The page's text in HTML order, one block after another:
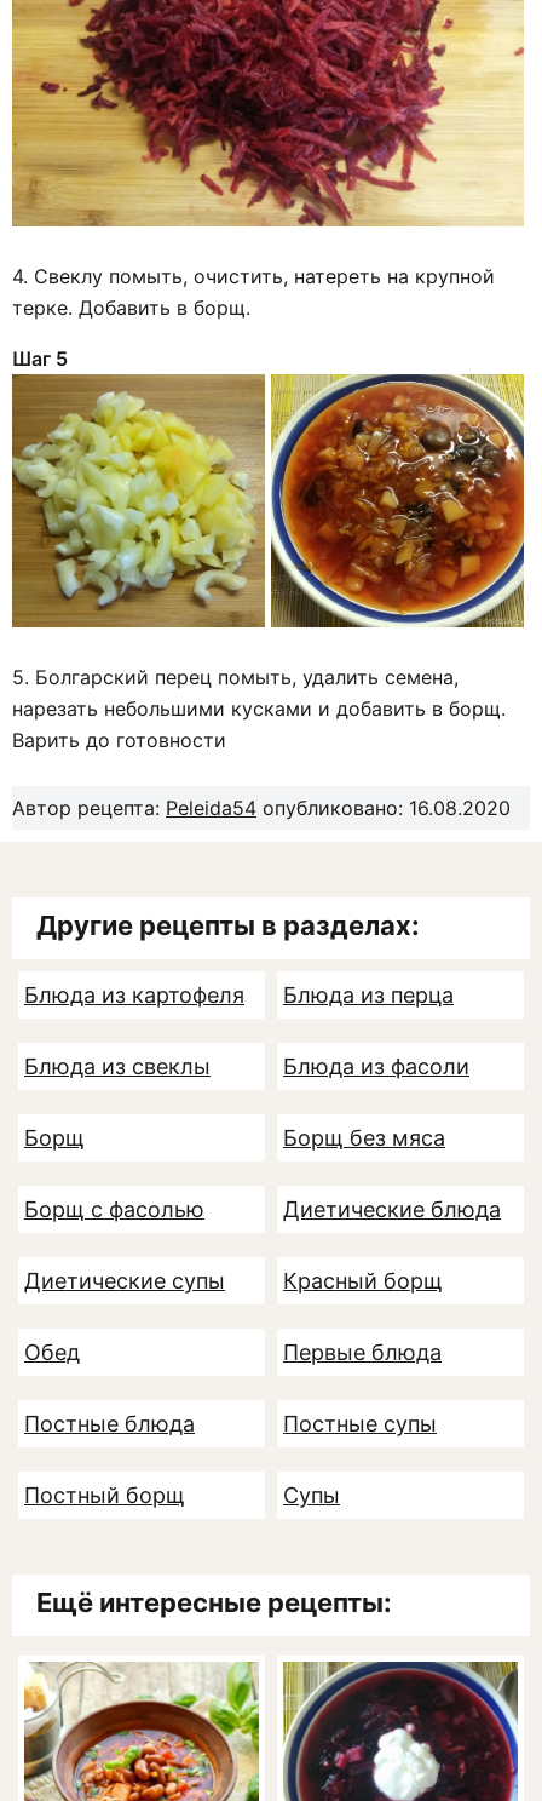
4. Свеклу помыть, очистить, натереть на крупной
терке. Добавить в борщ.
Шаг 5
5. Болгарский перец помыть, удалить семена,
нарезать небольшими кусками и добавить в борщ.
Варить до готовности
Автор рецепта: Peleida54 опубликовано: 16.08.2020
Другие рецепты в разделах:
Блюда из картофеля Блюда из перца
Блюда из свеклы Блюда из фасоли
Борщ Борщ без мяса
Борщ с фасолью Диетические блюда
Диетические супы Красный борщ
Обед Первые блюда
Постные блюда Постные супы
Постный борщ Супы
Ещё интересные рецепты: